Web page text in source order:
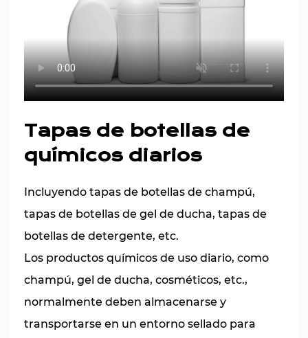
Tapas de botellas de
químicos diarios
Incluyendo tapas de botellas de champú,
tapas de botellas de gel de ducha, tapas de
botellas de detergente, etc.
Los productos químicos de uso diario, como
champú, gel de ducha, cosméticos, etc.,
normalmente deben almacenarse y
transportarse en un entorno sellado para